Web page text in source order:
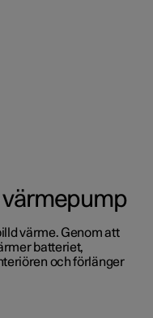
värmepump
värme. Genom att
batteriet,
och förlänger